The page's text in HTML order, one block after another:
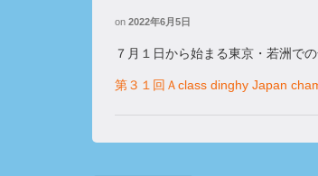
on 2022年6月5日
７月１日から始まる東京・若洲で
第３１回Ａclass dinghy Japan